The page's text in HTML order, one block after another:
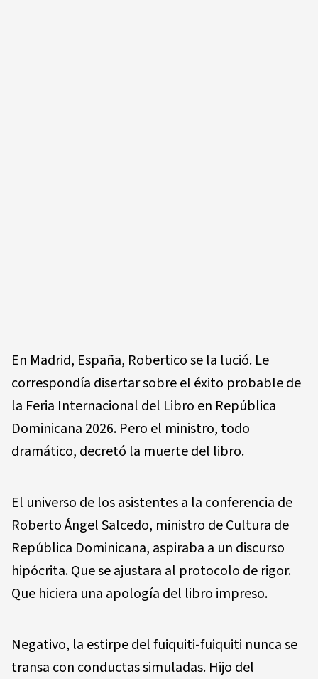
En Madrid, España, Robertico se la lució. Le
correspondía disertar sobre el éxito probable de
la Feria Internacional del Libro en República
Dominicana 2026. Pero el ministro, todo
dramático, decretó la muerte del libro.
El universo de los asistentes a la conferencia de
Roberto Ángel Salcedo, ministro de Cultura de
República Dominicana, aspiraba a un discurso
hipócrita. Que se ajustara al protocolo de rigor.
Que hiciera una apología del libro impreso.
Negativo, la estirpe del fuiquiti-fuiquiti nunca se
transa con conductas simuladas. Hijo del